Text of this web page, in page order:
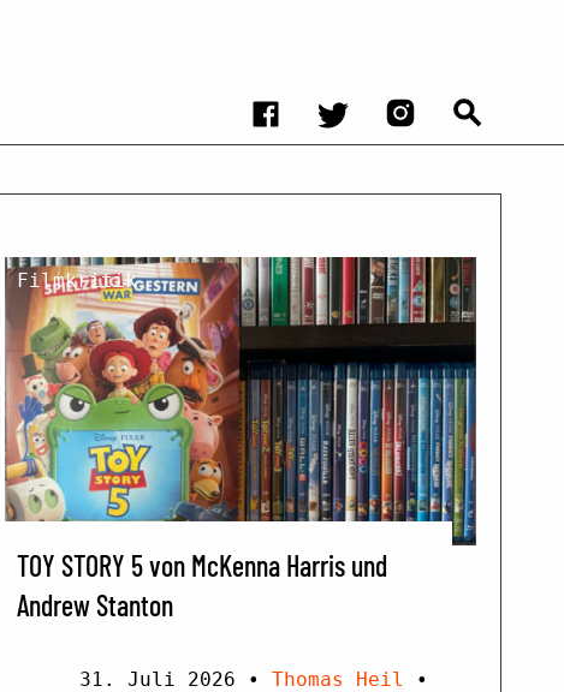
Filmkritik
TOY STORY 5 von McKenna Harris und
Andrew Stanton
31. Juli 2026 • Thomas Heil
•